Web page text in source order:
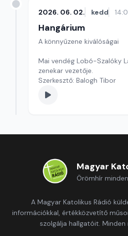
2026. 06. 02. kedd
Hangárium
A könnyűzene kiválóságai
Mai vendég Lobó-Szalóky
zenekar vezetője.
Szerkesztő: Balogh Tibor
Magyar
Örömhír
A Magyar Katolikus Rádió
információkkal, értékközvetítő
szolgálja hallgatóit.